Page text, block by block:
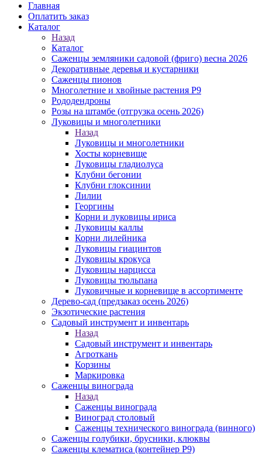
Главная
Оплатить заказ
Каталог
Назад
Каталог
Саженцы земляники садовой (фриго) весна 2026
Декоративные деревья и кустарники
Саженцы пионов
Многолетние и хвойные растения Р9
Рододендроны
Розы на штамбе (отгрузка осень 2026)
Луковицы и многолетники
Назад
Луковицы и многолетники
Хосты корневище
Луковицы гладиолуса
Клубни бегонии
Клубни глоксинии
Лилии
Георгины
Корни и луковицы ириса
Луковицы каллы
Корни лилейника
Луковицы гиацинтов
Луковицы крокуса
Луковицы нарцисса
Луковицы тюльпана
Луковичные и корневище в ассортименте
Дерево-сад (предзаказ осень 2026)
Экзотические растения
Садовый инструмент и инвентарь
Назад
Садовый инструмент и инвентарь
Агроткань
Корзины
Маркировка
Саженцы винограда
Назад
Саженцы винограда
Виноград столовый
Саженцы технического винограда (винного)
Саженцы голубики, брусники, клюквы
Саженцы клематиса (контейнер Р9)